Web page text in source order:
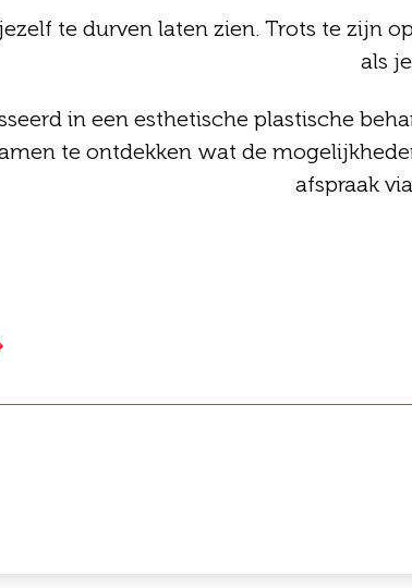
te durven laten zien. Trots te zijn
als
in een esthetische plastische
te ontdekken wat de
afspraak